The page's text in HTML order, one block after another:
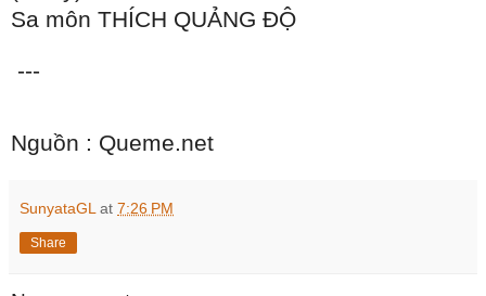
Sa môn THÍCH QUẢNG ĐỘ
---
Nguồn : Queme.net
SunyataGL at 7:26 PM
Share